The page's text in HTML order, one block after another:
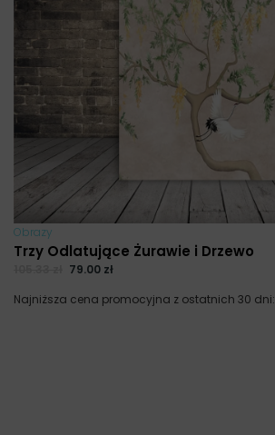
Obrazy
Trzy Odlatujące Żurawie i Drzewo
79.00 zł
Najniższa cena promocyjna z ostatnich 30 dni: